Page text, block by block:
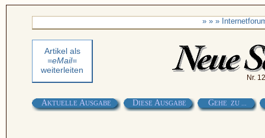
» » »
Artikel als
=eMail=
weiterleiten
Nr.
AKTUELLE AUSGABE DIESE AUSGABE GEHE ZU ...